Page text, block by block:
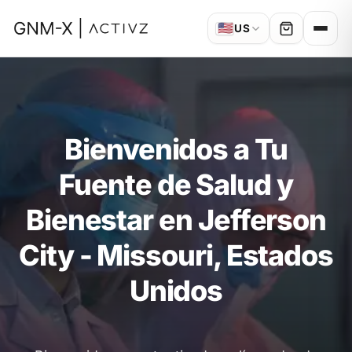
🇺🇸US
Bienvenidos a Tu
Fuente de Salud y
Bienestar en Jefferson
City - Missouri, Estados
Unidos